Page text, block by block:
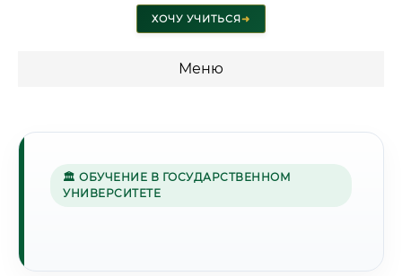
ХОЧУ УЧИТЬСЯ➜
Меню
🏛 ОБУЧЕНИЕ В ГОСУДАРСТВЕННОМ
УНИВЕРСИТЕТЕ